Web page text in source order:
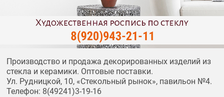
Производство и продажа декорированных изделий из
стекла и керамики. Оптовые поставки.
Ул. Рудницкой, 10, «Стекольный рынок», павильон №4.
Телефон: 8(49241)3-19-16